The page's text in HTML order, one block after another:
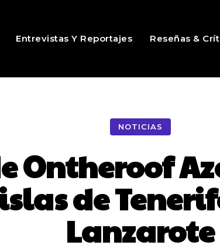
Entrevistas Y Reportajes Reseñas &
NOTICIAS
Ontheroof
de
Lanzarote